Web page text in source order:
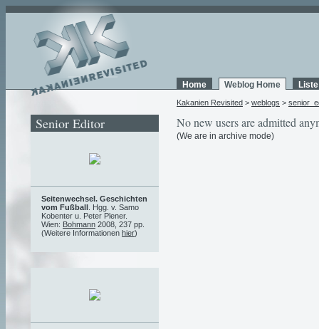
Home Weblog Home
Kakanien Revisited > weblogs >
No new users are admitted
(We are in archive mode)
Senior Editor
Seitenwechsel. Geschichten
vom Fußball . Hgg. v. Samo
Kobenter u. Peter Plener.
Wien: Bohmann 2008, 237 pp.
(Weitere Informationen hier)